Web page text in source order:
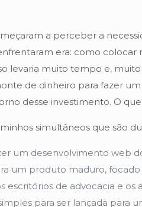
a perceber a
era: como
levaria muito tempo e,
de dinheiro para fazer
desse investimento. O
simultâneos que são
um desenvolvimento web
um produto maduro,
escritórios de advocacia e
para ser lançada para